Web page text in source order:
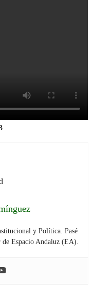
y Política. Pasé
Espacio Andaluz (EA).